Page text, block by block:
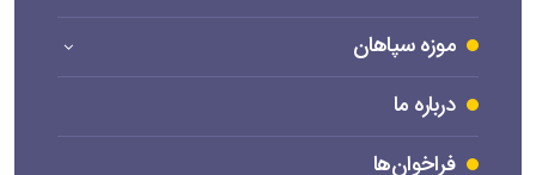
موزه سپاهان
درباره ما
فراخوان‌ها